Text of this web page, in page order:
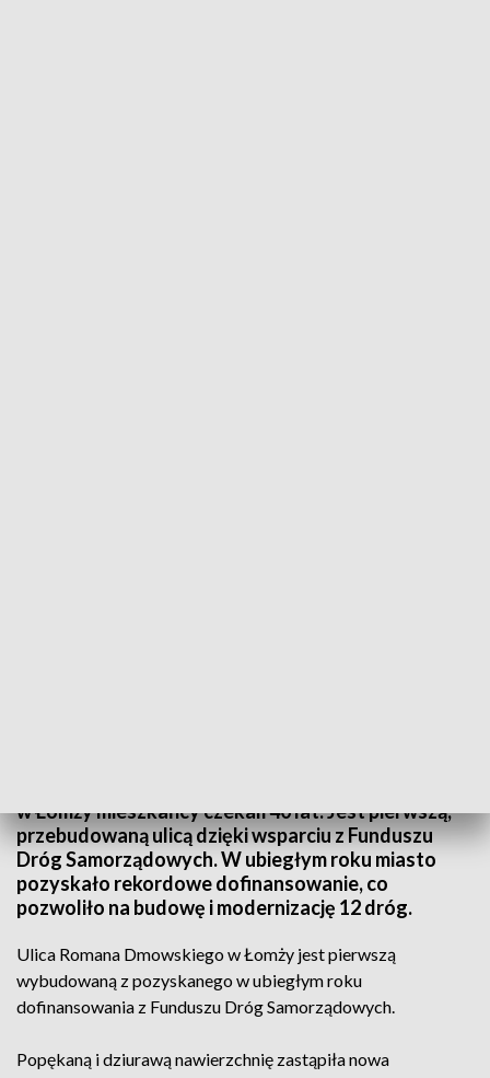
w Łomży mieszkańcy czekali 40 lat. Jest pierwszą,
przebudowaną ulicą dzięki wsparciu z Funduszu
Dróg Samorządowych. W ubiegłym roku miasto
pozyskało rekordowe dofinansowanie, co
pozwoliło na budowę i modernizację 12 dróg.
Ulica Romana Dmowskiego w Łomży jest pierwszą
wybudowaną z pozyskanego w ubiegłym roku
dofinansowania z Funduszu Dróg Samorządowych.
Popękaną i dziurawą nawierzchnię zastąpiła nowa